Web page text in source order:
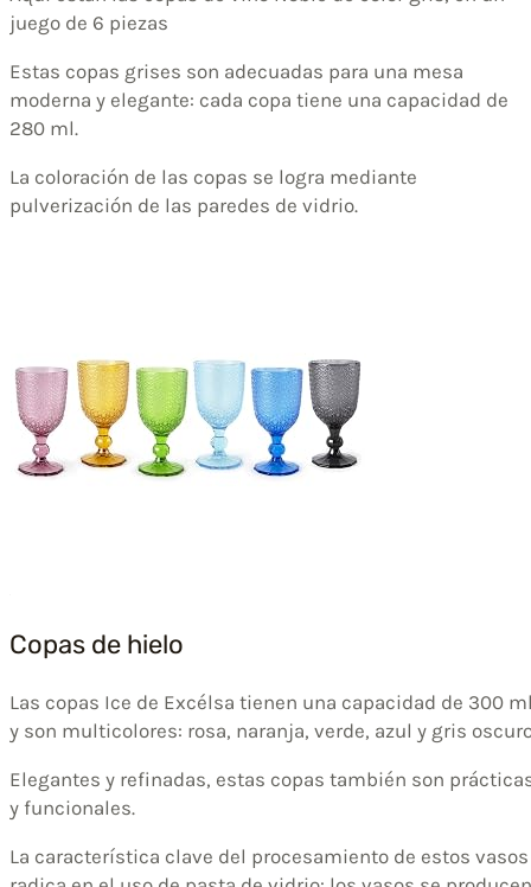
juego de 6 piezas
Estas copas grises son adecuadas para una mesa
moderna y elegante: cada copa tiene una capacidad de
280 ml.
La coloración de las copas se logra mediante
pulverización de las paredes de vidrio.
Copas de hielo
Las copas Ice de Excélsa tienen una capacidad de 300
y son multicolores: rosa, naranja, verde, azul y gris
Elegantes y refinadas, estas copas también son
y funcionales.
La característica clave del procesamiento de estos vasos